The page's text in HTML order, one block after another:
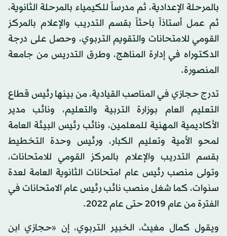
بالمرحلة الإعدادية، ثم مدرساً للكيمياء بالمرحلة الثانوية،
ثم عمل أستاذاً باحثاً بقسم التدريب والإعلام بالمركز
القومي للامتحانات والتقويم التربوي، وحصل على درجة
الدكتوراه في إدارة المناهج، وطرق التدريس من جامعة
المنصورة.
تدرج حجازي في المناصب القيادية، من بينها رئيس قطاع
التعليم العام بوزارة التربية والتعليم، ونائب مدير
الأكاديمية المهنية للمعلمين، ونائب رئيس البيئة العامة
لمحو الأمية وتعليم الكبار، ورئيس وحدة التخطيط
بقسم التدريب والإعلام بالمركز القومي للامتحانات،
وتولى منصب رئيس عام امتحانات الثانوية العامة لعدة
سنوات، كما شغل منصب نائب رئيس عام الامتحانات في
الفترة من عام 2019 حتى عام 2022.
ويقول كمال مغيث، الخبير التربوي، إن «حجازي ابن